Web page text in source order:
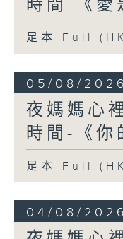
時間-《愛
足本 Full
05/08/2026
夜媽媽心
時間-《你
足本 Full
04/08/2026